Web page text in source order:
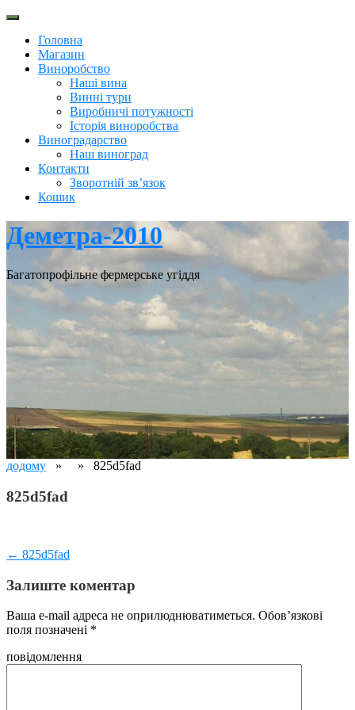
Перейти
вмістуГоловна
Магазин
Виноробство
Наші вина
Винні тури
Виробничі потужності
Історія виноробства
Виноградарство
Наш виноград
Контакти
Зворотній зв’язок
Кошик
Деметра-2010
Багатопрофільне фермерське угіддя
додому » » 825d5fad
825d5fad
Навігація
записів
← 825d5fad
Залиште коментар
Ваша e-mail адреса не оприлюднюватиметься. Обов’язкові
поля позначені *
повідомлення